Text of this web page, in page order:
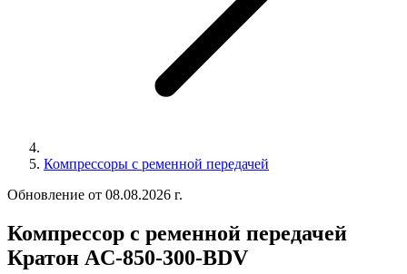
Компрессоры с ременной передачей
Обновление от 08.08.2026 г.
Компрессор с ременной передачей
Кратон AC-850-300-BDV